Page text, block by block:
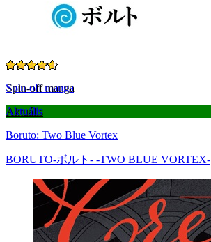
Spin-off manga
Aktuális
Boruto: Two Blue Vortex
BORUTO-ボルト- -TWO BLUE VORTEX-